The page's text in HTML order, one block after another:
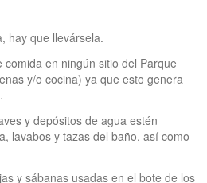
hay que llevársela.
comida en ningún sitio del Parque
y/o cocina) ya que esto genera
y depósitos de agua estén
lavabos y tazas del baño, así como
y sábanas usadas en el bote de los